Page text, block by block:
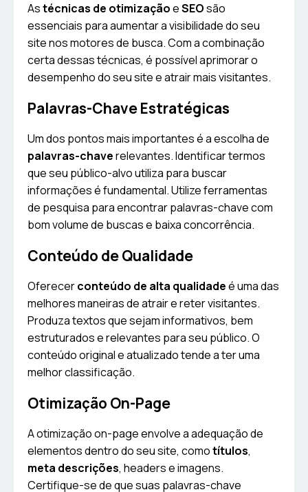
Astécnicas de otimizaçãoeSEOsão
essenciais para aumentar a visibilidade do seu
site nos motores de busca. Com a combinação
certa dessas técnicas, é possível aprimorar o
desempenho do seu site e atrair mais visitantes.
Palavras-Chave Estratégicas
Um dos pontos mais importantes é a escolha de
palavras-chaverelevantes. Identificar termos
que seu público-alvo utiliza para buscar
informações é fundamental. Utilize ferramentas
de pesquisa para encontrar palavras-chave com
bom volume de buscas e baixa concorrência.
Conteúdo de Qualidade
Oferecerconteúdo de alta qualidadeé uma das
melhores maneiras de atrair e reter visitantes.
Produza textos que sejam informativos, bem
estruturados e relevantes para seu público. O
conteúdo original e atualizado tende a ter uma
melhor classificação.
Otimização On-Page
A otimização on-page envolve a adequação de
elementos dentro do seu site, comotítulos,
meta descrições, headers e imagens.
Certifique-se de que suas palavras-chave